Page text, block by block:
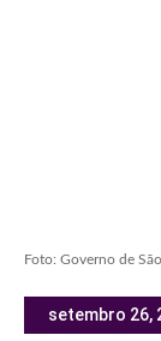
Foto: Governo de
setembro 26,